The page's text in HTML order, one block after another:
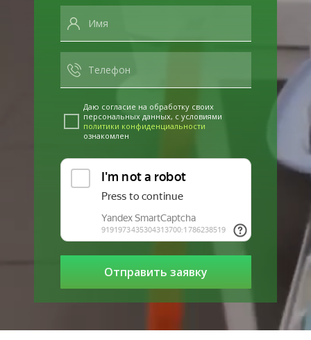
Даю согласие на обработку своих
персональных данных, с условиями
политики конфиденциальности
ознакомлен